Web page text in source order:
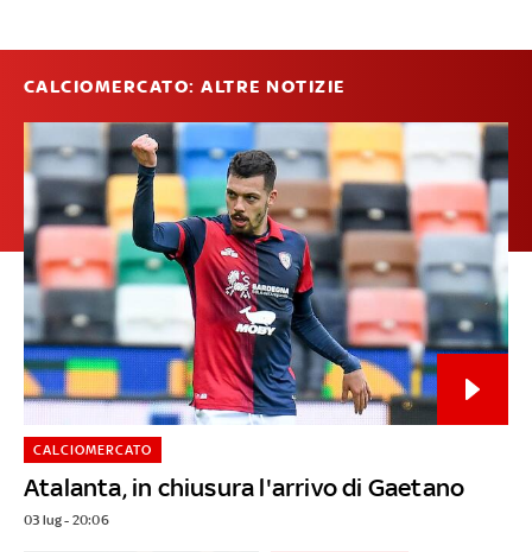
CALCIOMERCATO: ALTRE NOTIZIE
Atalanta, in chiusura l'arrivo di Gaetano
CALCIOMERCATO
03 lug - 20:06